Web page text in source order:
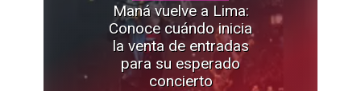
Maná vuelve a Lima:
Conoce cuándo inicia
la venta de entradas
para su esperado
concierto